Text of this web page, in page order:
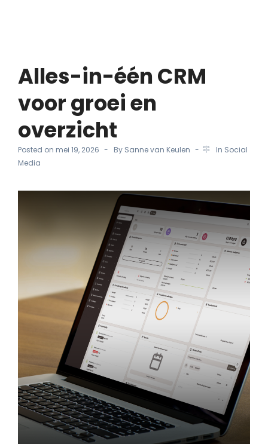
Alles-in-één CRM
voor groei en
overzicht
Posted on mei 19, 2026 By Sanne van Keulen In Social
Media